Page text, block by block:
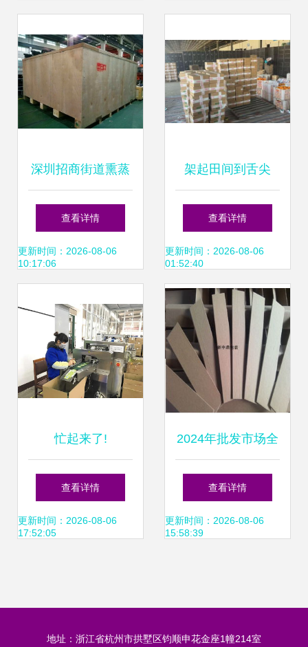
深圳招商街道熏蒸
木箱包装厂 专业出
口包装与在线打包
查看详情
更新时间：2026-08-06
10:17:06
架起田间到舌尖
的“绿色通道” 助力
保山春季水果“极速
锁鲜”
查看详情
更新时间：2026-08-06
01:52:40
忙起来了!
查看详情
更新时间：2026-08-06
17:52:05
2024年批发市场全
攻略 价格、厂家、
采购、图片与在线
查看详情
更新时间：2026-08-06
15:58:39
地址：浙江省杭州市拱墅区钧顺申花金座1幢214室